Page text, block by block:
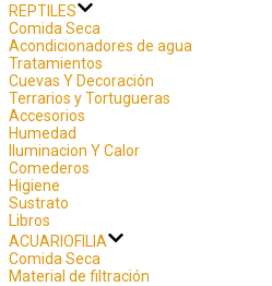
REPTILES
Comida Seca
Acondicionadores de agua
Tratamientos
Cuevas Y Decoración
Terrarios y Tortugueras
Accesorios
Humedad
Iluminacion Y Calor
Comederos
Higiene
Sustrato
Libros
ACUARIOFILIA
Comida Seca
Material de filtración